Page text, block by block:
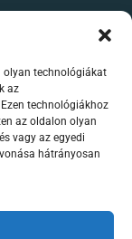
olyan technológiákat
az
technológiákhoz
az oldalon olyan
vagy az egyedi
hátrányosan